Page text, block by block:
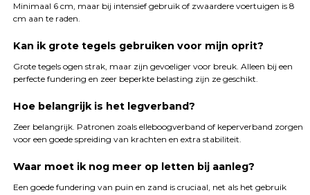
Minimaal 6 cm, maar bij intensief gebruik of zwaardere voertuigen is 8
cm aan te raden.
Kan ik grote tegels gebruiken voor mijn oprit?
Grote tegels ogen strak, maar zijn gevoeliger voor breuk. Alleen bij een
perfecte fundering en zeer beperkte belasting zijn ze geschikt.
Hoe belangrijk is het legverband?
Zeer belangrijk. Patronen zoals elleboogverband of keperverband zorgen
voor een goede spreiding van krachten en extra stabiliteit.
Waar moet ik nog meer op letten bij aanleg?
Een goede fundering van puin en zand is cruciaal, net als het gebruik